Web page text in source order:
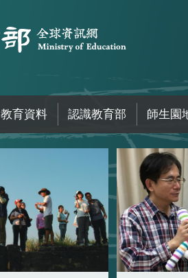
教育資料 認識教育部 師生園